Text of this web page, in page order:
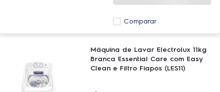
Comparar
Máquina de Lavar Electrolux 11kg
Branca Essential Care com Easy
Clean e Filtro Fiapos (LES11)